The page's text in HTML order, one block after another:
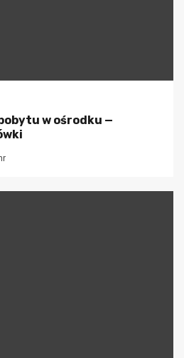
w ośrodku —